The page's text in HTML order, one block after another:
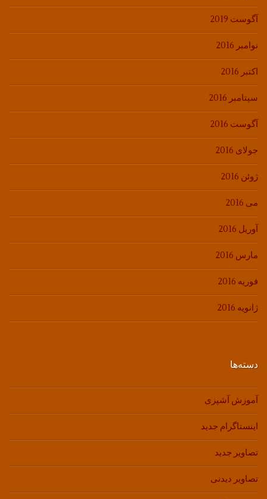
آگوست 2019
نوامبر 2016
اکتبر 2016
سپتامبر 2016
آگوست 2016
جولای 2016
ژوئن 2016
می 2016
آوریل 2016
مارس 2016
فوریه 2016
ژانویه 2016
دسته‌ها
آموزش آشپزی
اینستاگرام جدید
تصاویر جدید
تصاویر دیدنی